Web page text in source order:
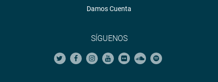
Damos Cuenta
SÍGUENOS